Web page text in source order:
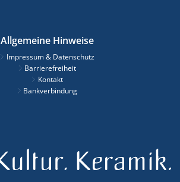
Allgemeine Hinweise
Impressum & Datenschutz
Barrierefreiheit
Kontakt
Bankverbindung